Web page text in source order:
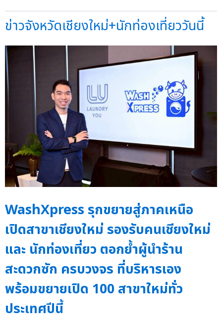
ข่าวจังหวัดเชียงใหม่+นักท่องเที่ยววันนี้
WashXpress รุกขยายสู่ภาคเหนือ
เปิดสาขาเชียงใหม่ รองรับคนเชียงใหม่
และ นักท่องเที่ยว ตอกย้ำผู้นำร้าน
สะดวกซัก ครบวงจร ที่บริหารเอง
พร้อมขยายเปิด 100 สาขาใหม่ทั่ว
ประเทศปีนี้